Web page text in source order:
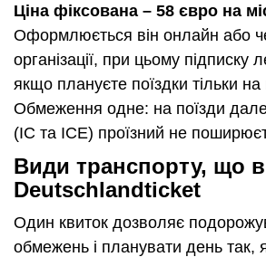
Ціна фіксована – 58 євро на
Оформлюється він онлайн або
організації, при цьому підписку
якщо плануєте поїздки тільки на
Обмеження одне: на поїзди
(IC та ICE) проїзний не
Види транспорту, що
Deutschlandticket
Один квиток дозволяє
обмежень і планувати день так,